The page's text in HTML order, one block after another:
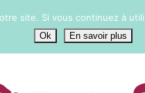
site. Si vous continuez à
Ok En savoir plus